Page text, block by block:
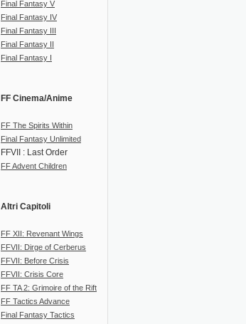
Final Fantasy V
Final Fantasy IV
Final Fantasy III
Final Fantasy II
Final Fantasy I
FF Cinema/Anime
FF The Spirits Within
Final Fantasy Unlimited
FFVII : Last Order
FF Advent Children
Altri Capitoli
FF XII: Revenant Wings
FFVII: Dirge of Cerberus
FFVII: Before Crisis
FFVII: Crisis Core
FF TA 2: Grimoire of the Rift
FF Tactics Advance
Final Fantasy Tactics